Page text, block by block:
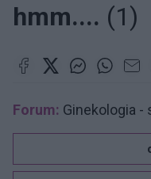
hmm.... (1)
Forum: Ginekologia -